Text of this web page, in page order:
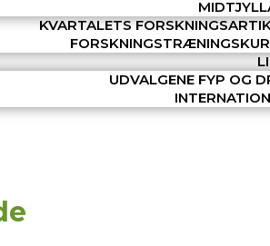
KVARTALETS
UDVALGENE FYP OG